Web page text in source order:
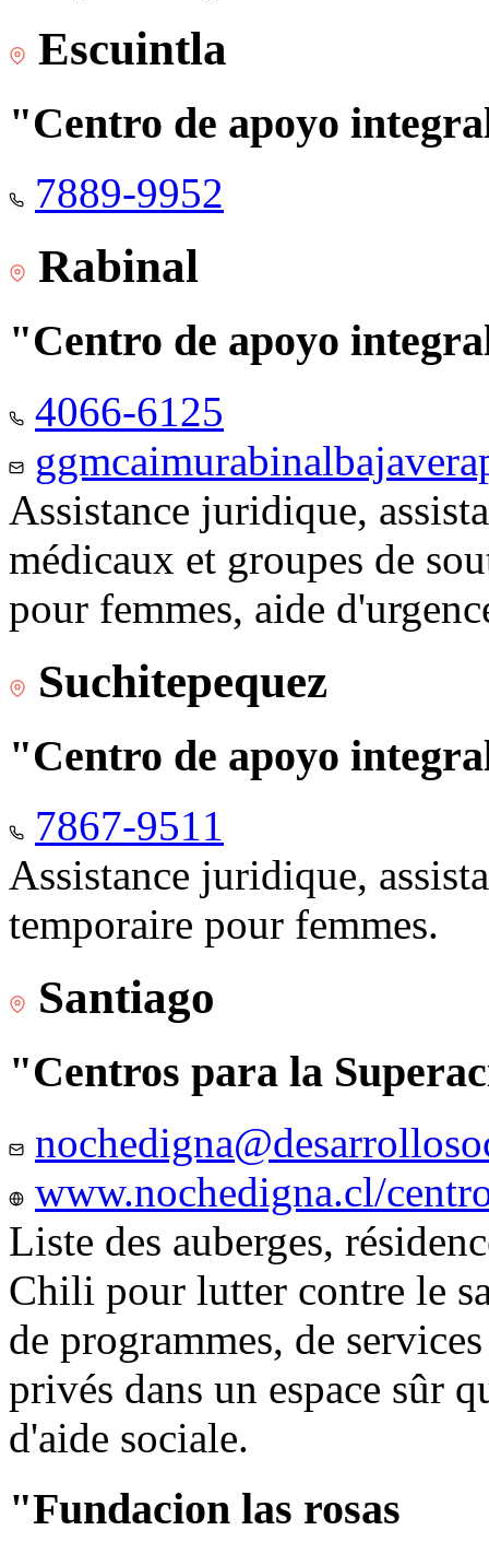
Escuintla
"Centro de apoyo
7889-9952
Rabinal
"Centro de apoyo
4066-6125
Assistance juridique,
médicaux et groupes de
pour femmes, aide
Suchitepequez
"Centro de apoyo
7867-9511
Assistance juridique,
temporaire pour femmes.
Santiago
"Centros para la
www.nochedigna.cl/
Liste des auberges,
Chili pour lutter contre le
de programmes, de
privés dans un espace sûr
d'aide sociale.
"Fundacion las rosas